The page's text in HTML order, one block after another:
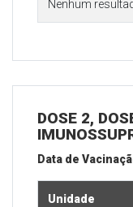
Nenhum
DOSE 2,
Data de
Unidade